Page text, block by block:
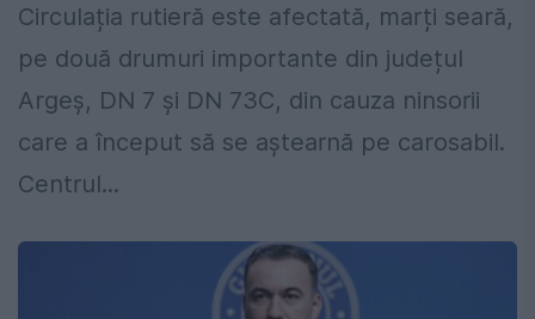
Circulația rutieră este afectată, marți seară,
pe două drumuri importante din județul
Argeș, DN 7 și DN 73C, din cauza ninsorii
care a început să se aștearnă pe carosabil.
Centrul...